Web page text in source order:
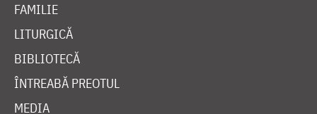
FAMILIE
LITURGICĂ
BIBLIOTECĂ
ÎNTREABĂ PREOTUL
MEDIA